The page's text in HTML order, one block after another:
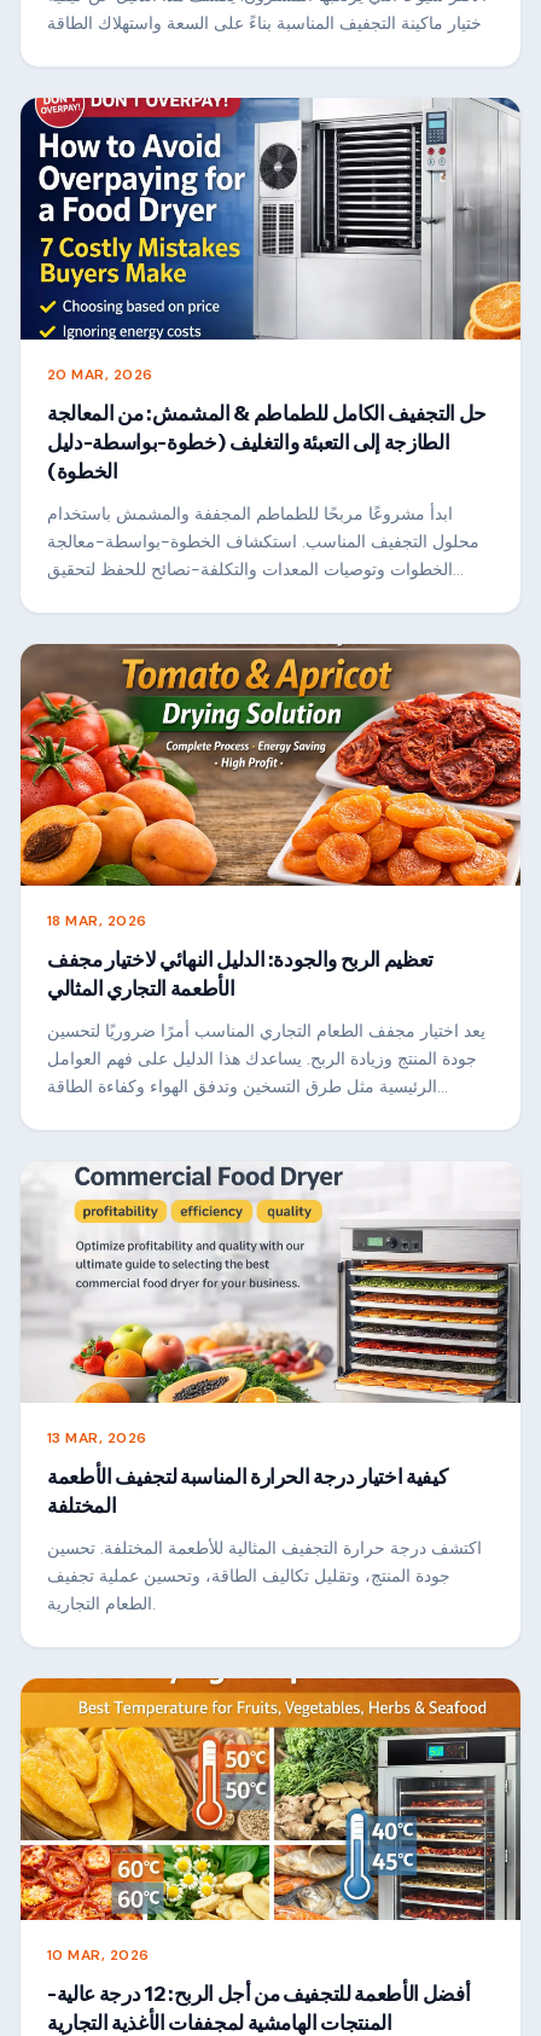
اختيار ماكينة التجفيف المناسبة بناءً على السعة واستهلاك الطاقة
20 MAR, 2026
حل التجفيف الكامل للطماطم & المشمش: من المعالجة
الطازجة إلى التعبئة والتغليف (خطوة-بواسطة-دليل
الخطوة)
ابدأ مشروعًا مربحًا للطماطم المجففة والمشمش باستخدام
محلول التجفيف المناسب. استكشاف الخطوة-بواسطة-معالجة
الخطوات وتوصيات المعدات والتكلفة-نصائح للحفظ لتحقيق
18 MAR, 2026
تعظيم الربح والجودة: الدليل النهائي لاختيار مجفف
الأطعمة التجاري المثالي
يعد اختيار مجفف الطعام التجاري المناسب أمرًا ضروريًا لتحسين
جودة المنتج وزيادة الربح. يساعدك هذا الدليل على فهم العوامل
الرئيسية مثل طرق التسخين وتدفق الهواء وكفاءة الطاقة
13 MAR, 2026
كيفية اختيار درجة الحرارة المناسبة لتجفيف الأطعمة
المختلفة
اكتشف درجة حرارة التجفيف المثالية للأطعمة المختلفة. تحسين
جودة المنتج، وتقليل تكاليف الطاقة، وتحسين عملية تجفيف
الطعام التجارية.
10 MAR, 2026
أفضل الأطعمة للتجفيف من أجل الربح: 12 درجة عالية-
المنتجات الهامشية لمجففات الأغذية التجارية